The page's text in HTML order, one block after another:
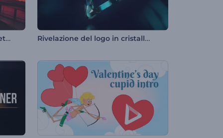
Rivelazione del logo in stile retro-futuristico Rivelazione del logo in cristallo colorato